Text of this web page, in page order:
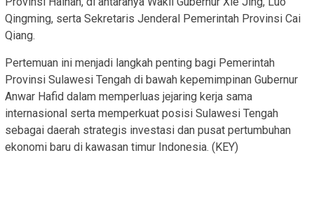
Qingming, serta Sekretaris Jenderal Pemerintah Provinsi Cai
Qiang.
Pertemuan ini menjadi langkah penting bagi Pemerintah
Provinsi Sulawesi Tengah di bawah kepemimpinan Gubernur
Anwar Hafid dalam memperluas jejaring kerja sama
internasional serta memperkuat posisi Sulawesi Tengah
sebagai daerah strategis investasi dan pusat pertumbuhan
ekonomi baru di kawasan timur Indonesia. (KEY)